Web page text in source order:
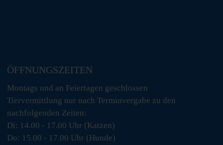
ÖFFNUNGSZEITEN
Montags und an Feiertagen geschlossen
Tiervermittlung nur nach Terminvergabe zu den
nachfolgenden Zeiten:
Di: 14.00 - 17.00 Uhr (Katzen)
Do: 15.00 - 17.00 Uhr (Hunde)